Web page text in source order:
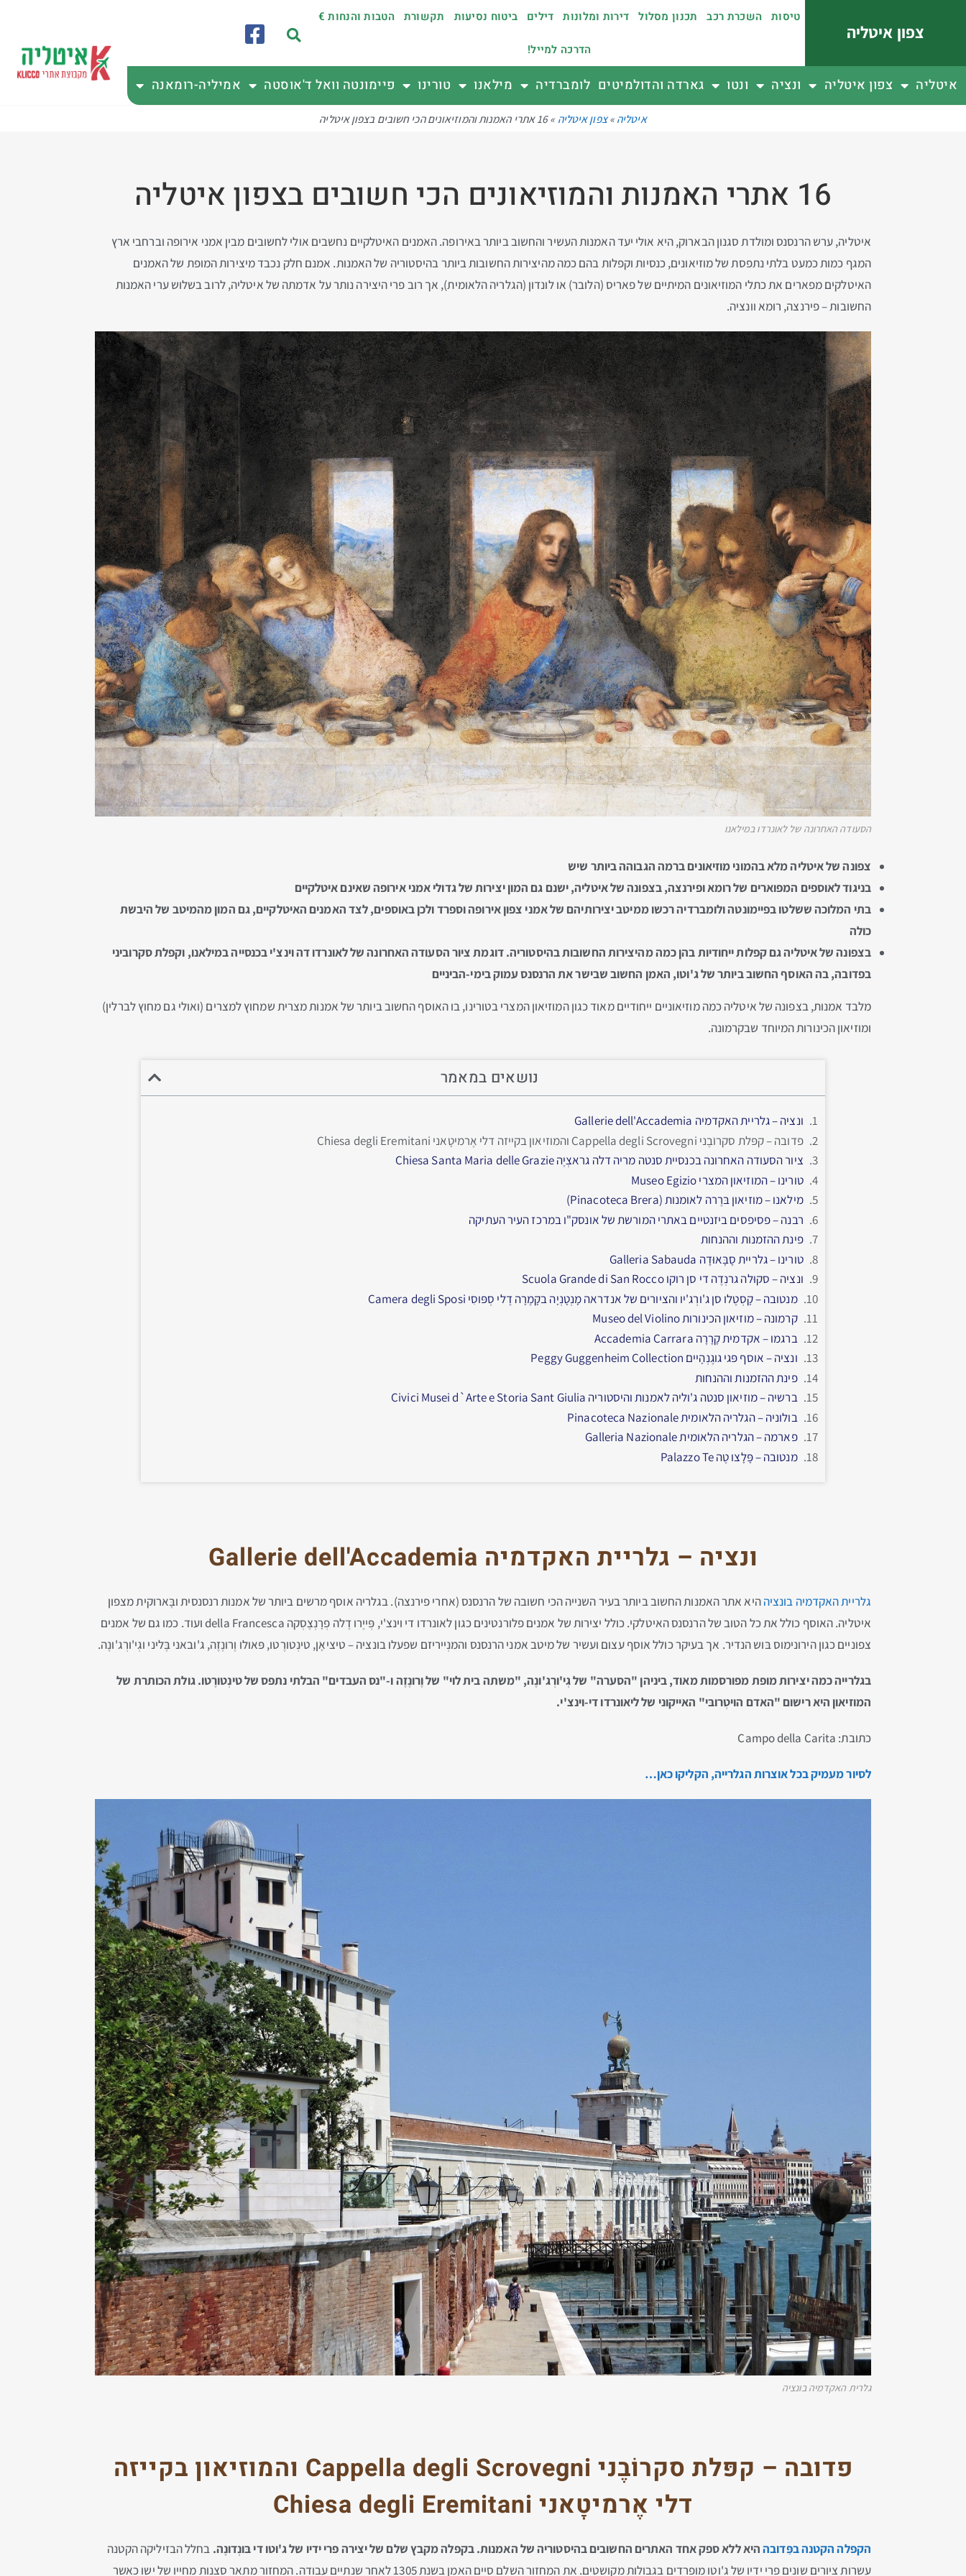
צפון איטליה
טיסות השכרת רכב תכנון מסלול דירות ומלונות דילים ביטוח נסיעות תקשורת הטבות והנחות €
הדרכה למייל!
איטליה צפון איטליה ונציה ונטו גארדה והדולמיטים לומברדיה מילאנו טורינו פיימונטה וואל ד'אוסטה אמיליה-רומאנה
איטליה »צפון איטליה »16 אתרי האמנות והמוזיאונים הכי חשובים בצפון איטליה
16 אתרי האמנות והמוזיאונים הכי חשובים בצפון איטליה
איטליה, ערש הרנסנס ומולדת סגנון הבארוק, היא אולי יעד האמנות העשיר והחשוב ביותר באירופה. האמנים האיטלקיים נחשבים אולי לחשובים מבין אמני אירופה וברחבי ארץ
המגף כמות כמעט בלתי נתפסת של מוזיאונים, כנסיות וקפלות בהם כמה מהיצירות החשובות ביותר בהיסטוריה של האמנות. אמנם חלק נכבד מיצירות המופת של האמנים
האיטלקים מפארים את כתלי המוזיאונים המיתיים של פאריס (הלובר) או לונדון (הגלריה הלאומית), אך רוב פרי היצירה נותר על אדמתה של איטליה, לרוב בשלוש ערי האמנות
החשובות – פירנצה, רומא וונציה.
הסעודה האחרונה של לאונרדו במילאנו
צפונה של איטליה מלא בהמוני מוזיאונים ברמה הגבוהה ביותר שיש
בניגוד לאוספים המפוארים של רומא ופירנצה, בצפונה של איטליה, ישנם גם המון יצירות של גדולי אמני אירופה שאינם איטלקיים
בתי המלוכה ששלטו בפיימונטה ולומברדיה רכשו ממיטב יצירותיהם של אמני צפון אירופה וספרד ולכן באוספים, לצד האמנים האיטלקיים, גם המון מהמיטב של היבשת
כולה
בצפונה של איטליה גם קפלות ייחודיות בהן כמה מהיצירות החשובות בהיסטוריה. דוגמת ציור הסעודה האחרונה של לאונרדו דה וינצ'י בכנסייה במילאנו, וקפלת סקרוביני
בפדובה, בה האוסף החשוב ביותר של ג'וטו, האמן החשוב שבישר את הרנסנס עמוק בימי-הביניים
מלבד אמנות, בצפונה של איטליה כמה מוזיאוניים ייחודיים מאוד כגון המוזיאון המצרי בטורינו, בו האוסף החשוב ביותר של אמנות מצרית שמחוץ למצרים (ואולי גם מחוץ לברלין)
ומוזיאון הכינורות המיוחד שבקרמונה.
נושאים במאמר
ונציה – גלריית האקדמיה Gallerie dell'Accademia
פדובה – קפּלת סקרוֺבֶני Cappella degli Scrovegni והמוזיאון בקייזה דלי אֶרמיטָאני Chiesa degli Eremitani
ציור הסעודה האחרונה בכנסיית סנטה מריה דלה גראצְיֶה Chiesa Santa Maria delle Grazie
טורינו – המוזיאון המצרי Museo Egizio
מילאנו – מוזיאון בּרֶרה לאומנות (Pinacoteca Brera)
רבנה – פסיפסים ביזנטיים באתרי המורשת של אונסק"ו במרכז העיר העתיקה
פינת ההזמנות וההנחות
טורינו – גלריית סָבָּאוּדָה Galleria Sabauda
ונציה – סקוּלה גרנְדֶה די סן רוקו Scuola Grande di San Rocco
מנטובה – קָסְטֶלו סן ג'ורְג'יו והציורים של אנדראה מָנְטָנְיָה בקָמֶרָה דֶלי סְפּוסִי Camera degli Sposi
קרמונה – מוזיאון הכינורות Museo del Violino
ברגמו – אקדמית קָרָרָה Accademia Carrara
ונציה – אוסף פּגי גוגֶנְהָיים Peggy Guggenheim Collection
פינת ההזמנות וההנחות
ברשיה – מוזיאון סנטה ג'וליה לאמנות והיסטוריה Civici Musei d`Arte e Storia Sant Giulia
בולוניה – הגלריה הלאומית Pinacoteca Nazionale
פארמה – הגלריה הלאומית Galleria Nazionale
מנטובה – פָּלָצו טֶה Palazzo Te
ונציה – גלריית האקדמיה Gallerie dell'Accademia
גלריית האקדמיה בונציההיא אתר האמנות החשוב ביותר בעיר השנייה הכי חשובה של הרנסנס (אחרי פירנצה). בגלריה אוסף מרשים ביותר של אמנות רנסנסית ובָּארוקית מצפון
איטליה. האוסף כולל את כל הטוב של הרנסנס האיטלקי. כולל יצירות של אמנים פלורנטינים כגון לאונרדו די וינצ'י, פְּייֶרו דֶלה פְרָנְצֶסְקה della Francesca ועוד. כמו גם של אמנים
צפוניים כגון הירונימוס בּוש הנדיר. אך בעיקר כולל אוסף עצום ועשיר של מיטב אמני הרנסנס והמנְייריזם שפעלו בונציה – טיציאָן, טינְטורֶטו, פּאולו וֶרונֶזֶה, ג'ובאני בֶּליני וגְי'ורְג'ונֶה.
בגלרייה כמה יצירות מופת מפורסמות מאוד, ביניהן "הסערה" של גְי'ורְג'ונֶה, "משתה בית לוי" של וֶרונֶזֶה ו-"נס העבדים" הבלתי נתפס של טינְטורֶטו.גולת הכותרת של
המוזיאון היא רישום "האדם הויטְרובּי" האייקוני של ליאונרדו די-וינצ'י.
כתובת: Campo della Carita
לסיור מעמיק בכל אוצרות הגלרייה, הקליקו כאן…
גלרית האקדמיה בונציה
פדובה – קפּלת סקרוֺבֶני Cappella degli Scrovegni ו המוזיאון בקייזה
דלי אֶרמיטָאני Chiesa degli Eremitani
הקפלה הקטנה בפַּדוֺבההיא ללא ספק אחד האתרים החשובים בהיסטוריה של האמנות. בקפלה מקבץ שלם של יצירה פרי ידיו של ג'וטו די בּונְדונֶה. בחלל הבזיליקה הקטנה
עשרות ציורים שונים פרי ידיו של ג'וטו מופרדים בגבולות מקושטים. את המחזור השלם סיים האמן בשנת 1305 לאחר שנתיים עבודה. המחזור מתאר סצנות מחייו של ישו כאשר